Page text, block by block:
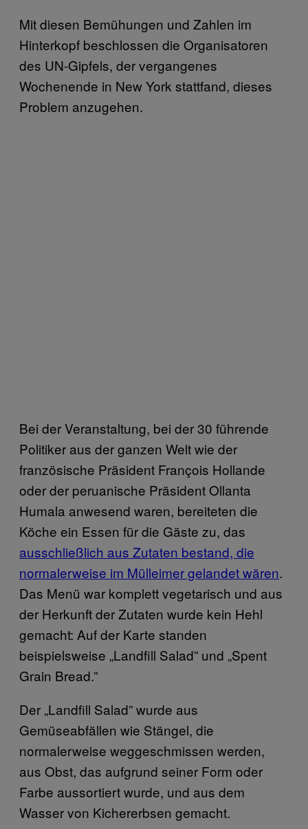
Mit diesen Bemühungen und Zahlen im
Hinterkopf beschlossen die Organisatoren
des UN-Gipfels, der vergangenes
Wochenende in New York stattfand, dieses
Problem anzugehen.
Bei der Veranstaltung, bei der 30 führende
Politiker aus der ganzen Welt wie der
französische Präsident François Hollande
oder der peruanische Präsident Ollanta
Humala anwesend waren, bereiteten die
Köche ein Essen für die Gäste zu, das
ausschließlich aus Zutaten bestand, die
normalerweise im Mülleimer gelandet wären.
Das Menü war komplett vegetarisch und aus
der Herkunft der Zutaten wurde kein Hehl
gemacht: Auf der Karte standen
beispielsweise „Landfill Salad” und „Spent
Grain Bread.”
Der „Landfill Salad” wurde aus
Gemüseabfällen wie Stängel, die
normalerweise weggeschmissen werden,
aus Obst, das aufgrund seiner Form oder
Farbe aussortiert wurde, und aus dem
Wasser von Kichererbsen gemacht.